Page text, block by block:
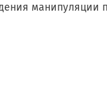
манипуляции